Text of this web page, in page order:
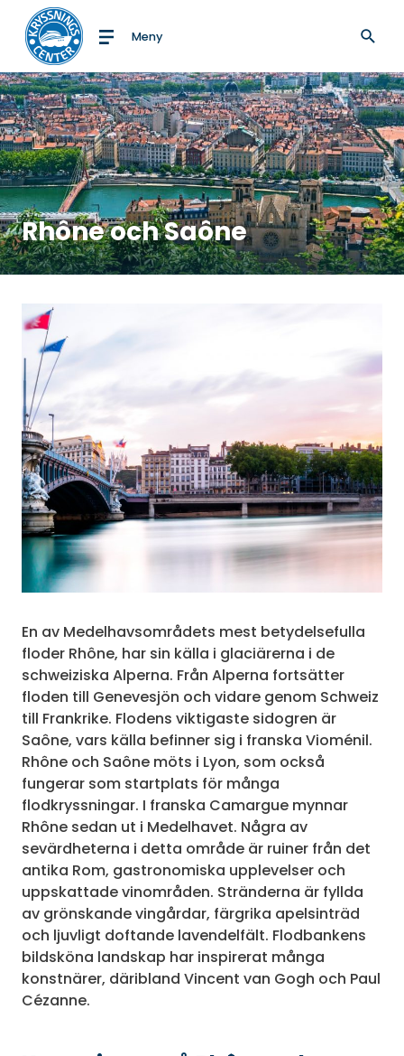
Till startsidan
Meny
Rhône och Saône
En av Medelhavsområdets mest betydelsefulla
floder Rhône, har sin källa i glaciärerna i de
schweiziska Alperna. Från Alperna fortsätter
floden till Genevesjön och vidare genom Schweiz
till Frankrike. Flodens viktigaste sidogren är
Saône, vars källa befinner sig i franska Vioménil.
Rhône och Saône möts i Lyon, som också
fungerar som startplats för många
flodkryssningar. I franska Camargue mynnar
Rhône sedan ut i Medelhavet. Några av
sevärdheterna i detta område är ruiner från det
antika Rom, gastronomiska upplevelser och
uppskattade vinområden. Stränderna är fyllda
av grönskande vingårdar, färgrika apelsinträd
och ljuvligt doftande lavendelfält. Flodbankens
bildsköna landskap har inspirerat många
konstnärer, däribland Vincent van Gogh och Paul
Cézanne.